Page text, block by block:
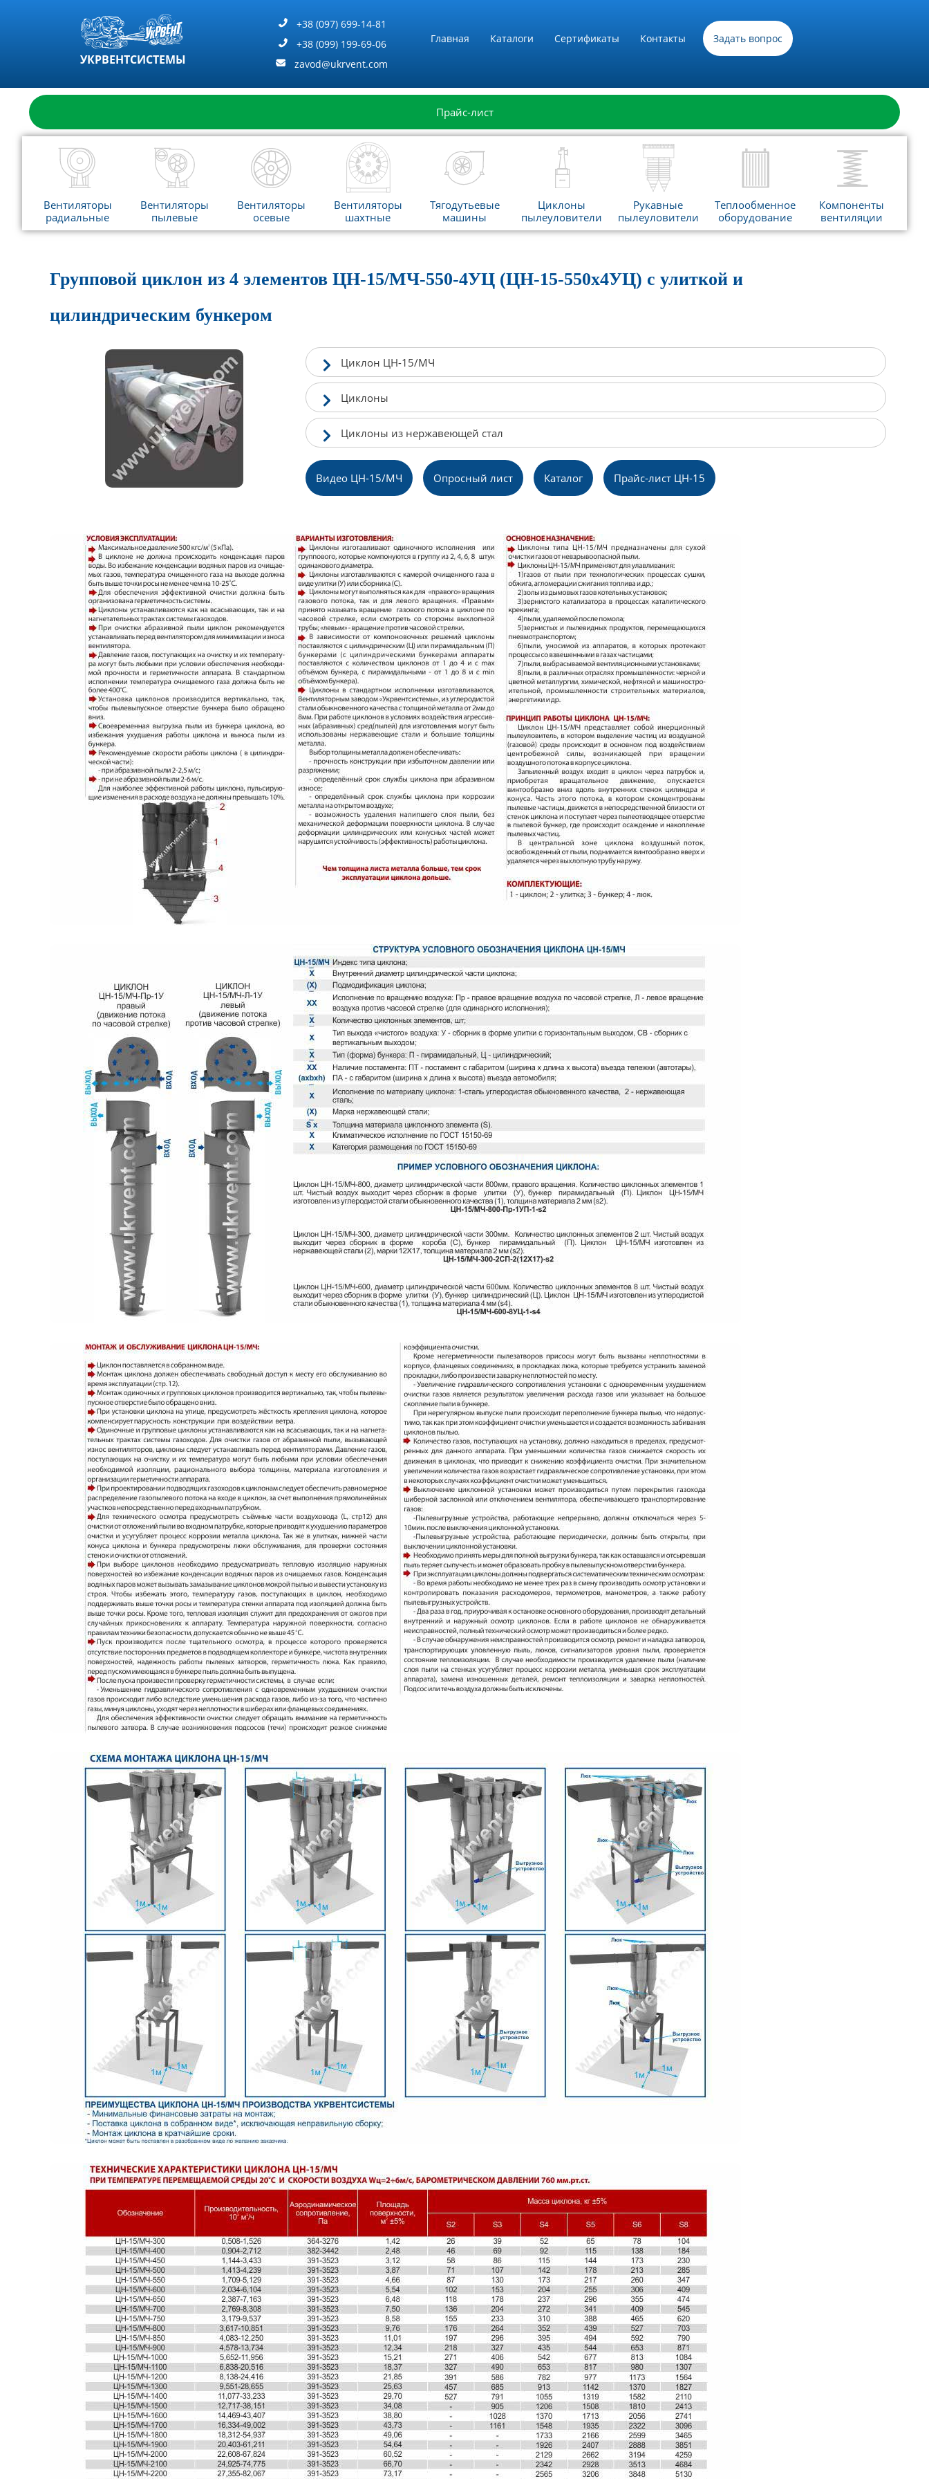
УКРВЕНТСИСТЕМЫ
+38 (097) 699-14-81
+38 (099) 199-69-06
zavod@ukrvent.com
Главная Каталоги Сертификаты Контакты Задать вопрос
Прайс-лист
Вентиляторы
радиальные
Вентиляторы
пылевые
Вентиляторы
осевые
Вентиляторы
шахтные
Тягодутьевые
машины
Циклоны
пылеуловители
Рукавные
пылеуловители
Теплообменное
оборудование
Компоненты
вентиляции
Групповой циклон из 4 элементов ЦН-15/МЧ-550-4УЦ (ЦН-15-550х4УЦ) с улиткой и
цилиндрическим бункером
Циклон ЦН-15/МЧ
Циклоны
Циклоны из нержавеющей стал
Видео ЦН-15/МЧ Опросный лист Каталог Прайс-лист ЦН-15